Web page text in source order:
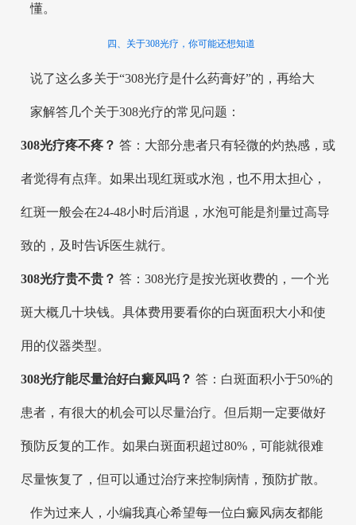
懂。
四、关于308光疗，你可能还想知道
说了这么多关于“308光疗是什么药膏好”的，再给大
家解答几个关于308光疗的常见问题：
308光疗疼不疼？ 答：大部分患者只有轻微的灼热感，或
者觉得有点痒。如果出现红斑或水泡，也不用太担心，
红斑一般会在24-48小时后消退，水泡可能是剂量过高导
致的，及时告诉医生就行。
308光疗贵不贵？ 答：308光疗是按光斑收费的，一个光
斑大概几十块钱。具体费用要看你的白斑面积大小和使
用的仪器类型。
308光疗能尽量治好白癜风吗？ 答：白斑面积小于50%的
患者，有很大的机会可以尽量治疗。但后期一定要做好
预防反复的工作。如果白斑面积超过80%，可能就很难
尽量恢复了，但可以通过治疗来控制病情，预防扩散。
作为过来人，小编我真心希望每一位白癜风病友都能